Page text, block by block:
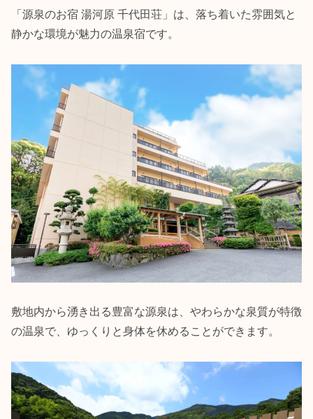
「源泉のお宿 湯河原 千代田荘」は、落ち着いた雰囲気と
静かな環境が魅力の温泉宿です。
敷地内から湧き出る豊富な源泉は、やわらかな泉質が特徴
の温泉で、ゆっくりと身体を休めることができます。